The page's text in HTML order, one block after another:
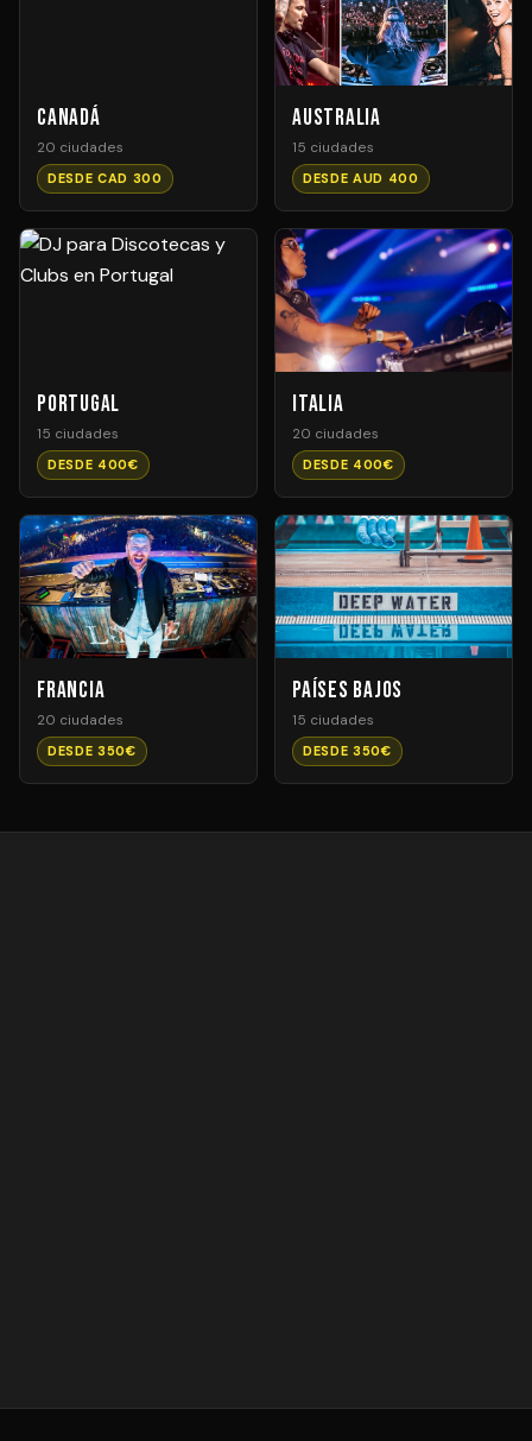
Canadá
20 ciudades
DESDE CAD 300
Australia
15 ciudades
DESDE AUD 400
Portugal
15 ciudades
DESDE 400€
Italia
20 ciudades
DESDE 400€
Francia
20 ciudades
DESDE 350€
Países Bajos
15 ciudades
DESDE 350€